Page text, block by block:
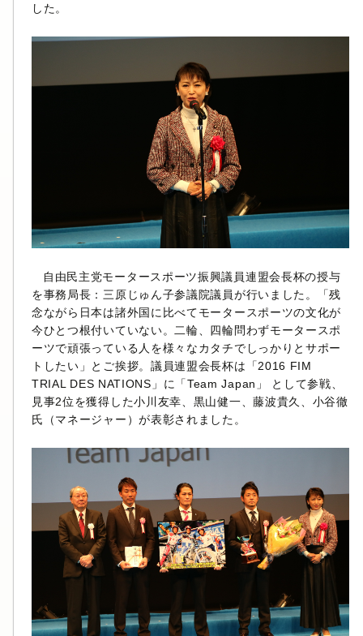
した。
自由民主党モータースポーツ振興議員連盟会長杯の授与
を事務局長：三原じゅん子参議院議員が行いました。「残
念ながら日本は諸外国に比べてモータースポーツの文化が
今ひとつ根付いていない。二輪、四輪問わずモータースポ
ーツで頑張っている人を様々なカタチでしっかりとサポー
トしたい」とご挨拶。議員連盟会長杯は「2016 FIM
TRIAL DES NATIONS」に「Team Japan」 として参戦、
見事2位を獲得した小川友幸、黒山健一、藤波貴久、小谷徹
氏（マネージャー）が表彰されました。